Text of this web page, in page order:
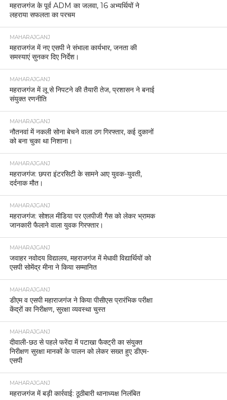
महराजगंज के पूर्व ADM का जलवा, 16 अभ्यर्थियों ने
लहराया सफलता का परचम
MAHARAJGANJ
महराजगंज में नए एसपी ने संभाला कार्यभार, जनता की
समस्याएं सुनकर दिए निर्देश।
MAHARAJGANJ
महराजगंज में लू से निपटने की तैयारी तेज, प्रशासन ने बनाई
संयुक्त रणनीति
MAHARAJGANJ
नौतनवां में नकली सोना बेचने वाला ठग गिरफ्तार, कई दुकानों
को बना चुका था निशाना।
MAHARAJGANJ
महराजगंज: छपरा इंटरसिटी के सामने आए युवक-युवती,
दर्दनाक मौत।
MAHARAJGANJ
महराजगंज: सोशल मीडिया पर एलपीजी गैस को लेकर भ्रामक
जानकारी फैलाने वाला युवक गिरफ्तार।
MAHARAJGANJ
जवाहर नवोदय विद्यालय, महराजगंज में मेधावी विद्यार्थियों को
एसपी सोमेंद्र मीना ने किया सम्मानित
MAHARAJGANJ
डीएम व एसपी महाराजगंज ने किया पीसीएस प्रारंभिक परीक्षा
केंद्रों का निरीक्षण, सुरक्षा व्यवस्था चुस्त
MAHARAJGANJ
दीवाली-छठ से पहले फरेंदा में पटाखा फैक्ट्री का संयुक्त
निरीक्षण सुरक्षा मानकों के पालन को लेकर सख्त हुए डीएम-
एसपी
MAHARAJGANJ
महराजगंज में बड़ी कार्रवाई: ठूठीबारी थानाध्यक्ष निलंबित